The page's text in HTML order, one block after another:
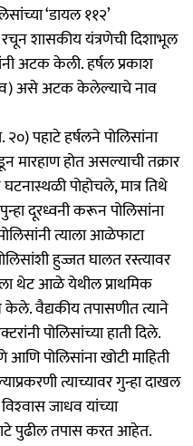
‘डायल ११२’
शासकीय यंत्रणेची दिशाभूल
अटक केली. हर्षल प्रकाश
असे अटक केलेल्याचे नाव
२०) पहाटे हर्षलने पोलिसांना
होत असल्याची तक्रार
पोहोचले, मात्र तिथे
दूरध्वनी करून पोलिसांना
त्याला आळेफाटा
हुज्जत घालत रस्त्यावर
थेट आळे येथील प्राथमिक
वैद्यकीय तपासणीत त्याने
पोलिसांच्या हाती दिले.
पोलिसांना खोटी माहिती
त्याच्यावर गुन्हा दाखल
जाधव यांच्या
पुढील तपास करत आहेत.